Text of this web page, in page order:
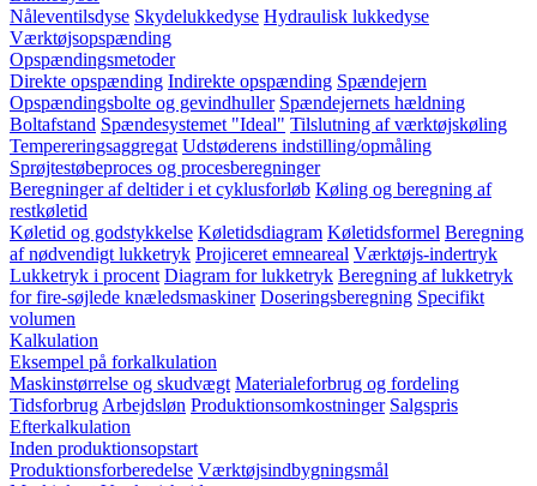
Nåleventilsdyse Skydelukkedyse Hydraulisk lukkedyse
Værktøjsopspænding
Opspændingsmetoder
Direkte opspænding Indirekte opspænding Spændejern
Opspændingsbolte og gevindhuller Spændejernets hældning
Boltafstand Spændesystemet "Ideal" Tilslutning af værktøjskøling
Tempereringsaggregat Udstøderens indstilling/opmåling
Sprøjtestøbeproces og procesberegninger
Beregninger af deltider i et cyklusforløb Køling og beregning af
restkøletid
Køletid og godstykkelse Køletidsdiagram Køletidsformel Beregning
af nødvendigt lukketryk Projiceret emneareal Værktøjs-indertryk
Lukketryk i procent Diagram for lukketryk Beregning af lukketryk
for fire-søjlede knæledsmaskiner Doseringsberegning Specifikt
volumen
Kalkulation
Eksempel på forkalkulation
Maskinstørrelse og skudvægt Materialeforbrug og fordeling
Tidsforbrug Arbejdsløn Produktionsomkostninger Salgspris
Efterkalkulation
Inden produktionsopstart
Produktionsforberedelse Værktøjsindbygningsmål